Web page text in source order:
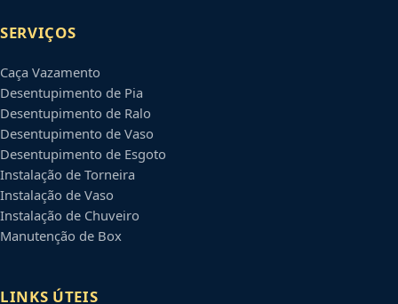
SERVIÇOS
Caça Vazamento
Desentupimento de Pia
Desentupimento de Ralo
Desentupimento de Vaso
Desentupimento de Esgoto
Instalação de Torneira
Instalação de Vaso
Instalação de Chuveiro
Manutenção de Box
LINKS ÚTEIS